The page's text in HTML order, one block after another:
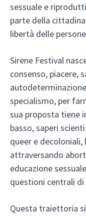
sessuale e
parte della
libertà delle
Sirene Festival
consenso, piacere,
specialismo, per
sua proposta tiene
basso, saperi
queer e
attraversando
educazione
questioni centrali
Questa traiettoria